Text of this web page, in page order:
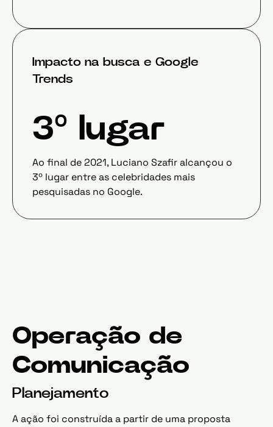
Impacto na busca e Google
Trends
3º lugar
Ao final de 2021, Luciano Szafir alcançou o
3º lugar entre as celebridades mais
pesquisadas no Google.
Operação de
Comunicação
Planejamento
A ação foi construída a partir de uma proposta